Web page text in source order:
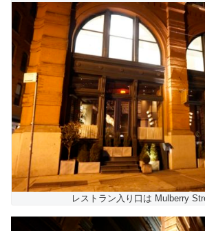
レストラン入り口は Mulberry